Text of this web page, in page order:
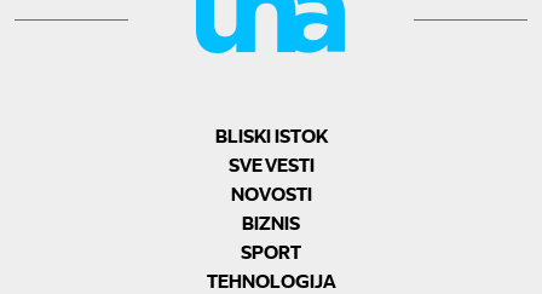
BLISKI ISTOK
SVE VESTI
NOVOSTI
BIZNIS
SPORT
TEHNOLOGIJA